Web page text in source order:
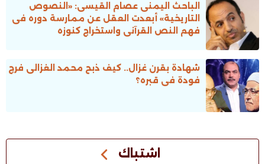
الباحث اليمنى عصام القيسى: «النصوص
التاريخية» أبعدت العقل عن ممارسة دوره فى
فهم النص القرآنى واستخراج كنوزه
شهادة بقرن غزال.. كيف ذبح محمد الغزالى فرج
فودة فى قبره؟
اشتباك